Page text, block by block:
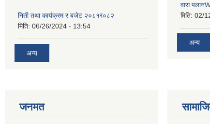
निती तथा कार्यक्रम र बजेट २०८१र०८२
मिति: 06/26/2024 - 13:54
अन्य
वास
मिति: 02/
अन्य
जनमत